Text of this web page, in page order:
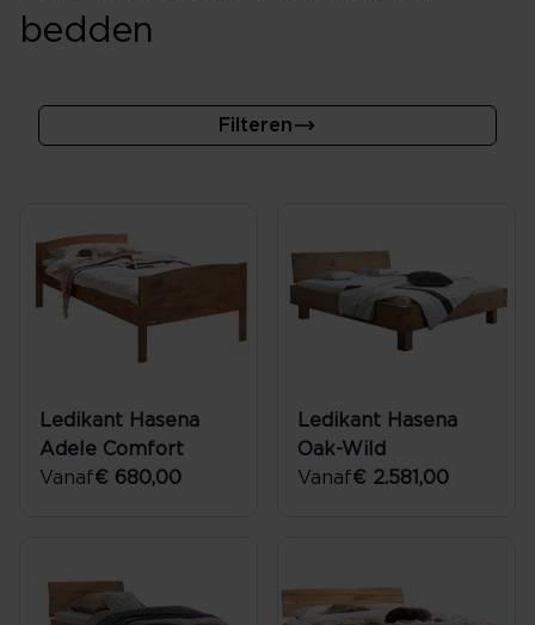
bedden
Filteren
Ledikant Hasena
Adele Comfort
Vanaf€ 680,00
Ledikant Hasena
Oak-Wild
Vanaf€ 2.581,00